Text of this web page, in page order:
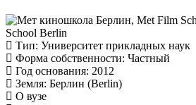
Тип: Университет прикладных наук
Форма собственности: Частный
Год основания: 2012
Земля: Берлин (Berlin)
О вузе